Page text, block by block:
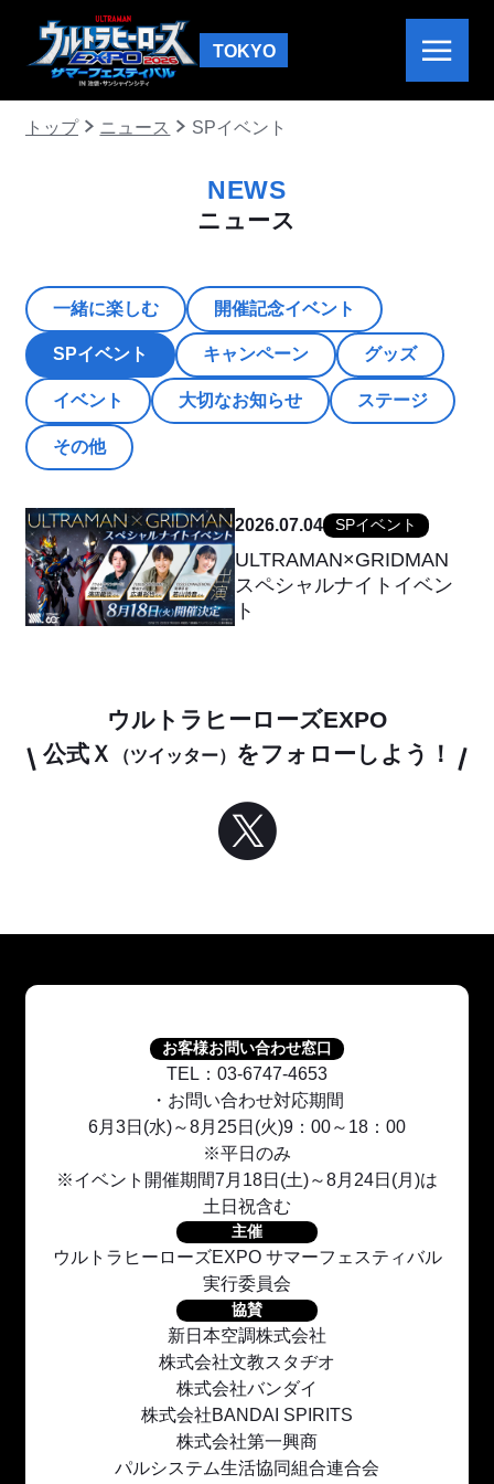
TOKYO
トップ ニュース SPイベント
NEWS
ニュース
一緒に楽しむ 開催記念イベント
SPイベント キャンペーン グッズ
イベント 大切なお知らせ ステージ
その他
2026.07.04 SPイベント
ULTRAMAN×GRIDMAN
スペシャルナイトイベン
ト
ウルトラヒーローズEXPO
公式Ｘ
（ツイッター） をフォローしよう！
お客様お問い合わせ窓口
TEL：03-6747-4653
・お問い合わせ対応期間
6月3日(水)～8月25日(火)9：00～18：00
※平日のみ
※イベント開催期間7月18日(土)～8月24日(月)は
土日祝含む
主催
ウルトラヒーローズEXPO サマーフェスティバル
実行委員会
協賛
新日本空調株式会社
株式会社文教スタヂオ
株式会社バンダイ
株式会社BANDAI SPIRITS
株式会社第一興商
パルシステム生活協同組合連合会